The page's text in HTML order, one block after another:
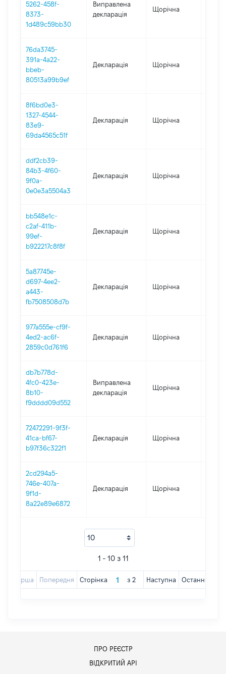
5262-458f-
8373-
1d489c59bb30
Виправлена
декларація
Щорічна
76da3745-
391a-4a22-
bbeb-
80513a99b9ef
Декларація Щорічна
8f6bd0e3-
1327-4544-
83e9-
69da4565c51f
Декларація Щорічна
ddf2cb39-
84b3-4f60-
9f0a-
0e0e3a5504a3
Декларація Щорічна
bb548e1c-
c2af-411b-
99ef-
b922217c8f8f
Декларація Щорічна
5a87745e-
d697-4ee2-
a443-
fb7508508d7b
Декларація Щорічна
977a555e-cf9f-
4ed2-ac6f-
2859c0d761f6
Декларація Щорічна
db7b778d-
4fc0-423e-
8b10-
f9dddd09d552
Виправлена
декларація
Щорічна
72472291-9f3f-
41ca-bf67-
b97f36c322f1
Декларація Щорічна
2cd294a5-
746e-407a-
9f1d-
8a22e89e6872
Декларація Щорічна
1 - 10 з 11
Перша Попередня Сторінка з 2 Наступна Остання
ПРО РЕЄСТР
ВІДКРИТИЙ АРІ